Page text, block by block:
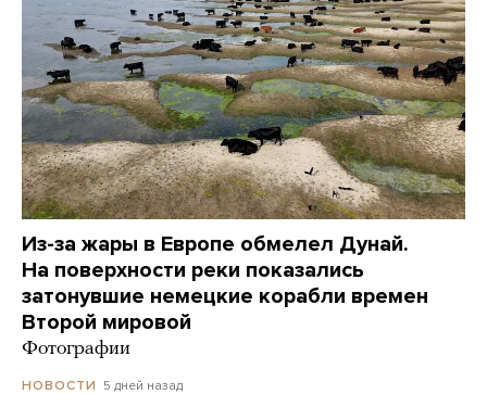
Из-за жары в Европе обмелел Дунай.
На поверхности реки показались
затонувшие немецкие корабли времен
Второй мировой
Фотографии
НОВОСТИ 5 дней назад